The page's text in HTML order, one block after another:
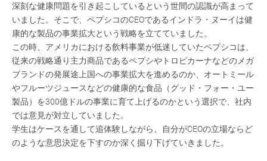
深刻な健康問題を引き起こしているという世間の認識が高まって
いました。そこで、ペプシコのCEOであるインドラ・ヌーイは健
康的な製品の事業拡大という戦略を立てていました。
この時、アメリカにおける飲料事業が低迷していたペプシコは、
従来の戦略通り主力商品であるペプシやトロピカーナなどのメガ
ブランドの発展途上国への事業拡大を進めるのか、オートミール
やフルーツジュースなどの健康的な食品（グッド・フォー・ユー
製品）を300億ドルの事業に育て上げるのかという選択で、社内
では意見が対立していました。
学生はケースを通して追体験しながら、自分がCEOの立場ならど
のような意思決定を下すのか深く掘り下げていきました。